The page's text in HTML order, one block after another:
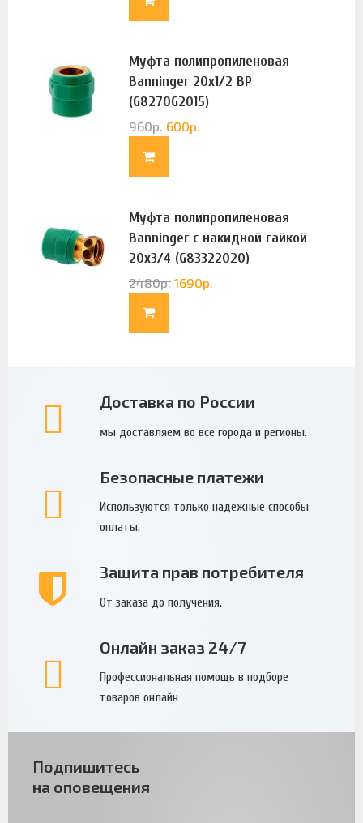
Муфта полипропиленовая
Banninger 20х1/2 ВР
(G8270G2015)
960р. 600р.
Муфта полипропиленовая
Banninger с накидной гайкой
20х3/4 (G83322020)
2480р. 1690р.
Доставка по России
мы доставляем во все города и регионы.
Безопасные платежи
Используются только надежные способы
оплаты.
Защита прав потребителя
От заказа до получения.
Онлайн заказ 24/7
Профессиональная помощь в подборе
товаров онлайн
Подпишитесь
на оповещения